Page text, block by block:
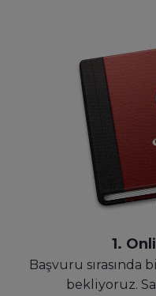
1.
Başvuru sırasında
bekliyoruz.